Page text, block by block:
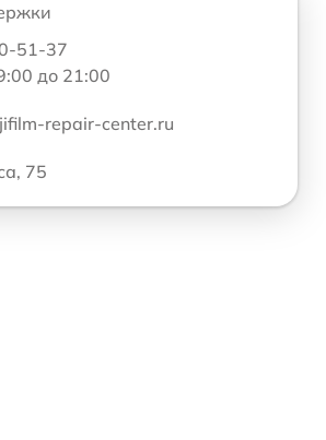
51-37
до 21:00
repair-center.ru
75